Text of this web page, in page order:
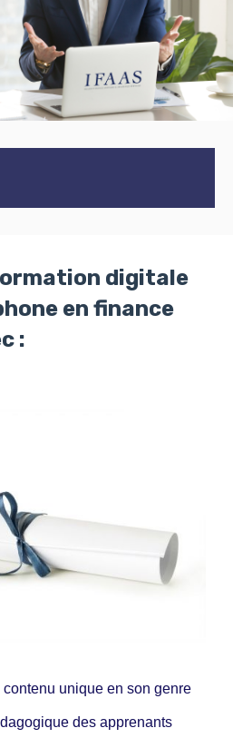
digitale
en finance
:
unique en son genre
des apprenants